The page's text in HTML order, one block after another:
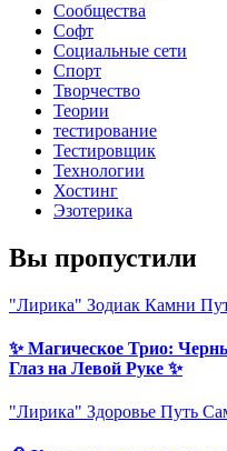
Сообщества
Софт
Социальные сети
Спорт
Творчество
Теории
тестирование
Тестировщик
Технологии
Хостинг
Эзотерика
Вы пропустили
"Лирика" Зодиак Камни
✨ Магическое Трио:
Глаз на Левой Руке ✨
"Лирика" Здоровье Путь